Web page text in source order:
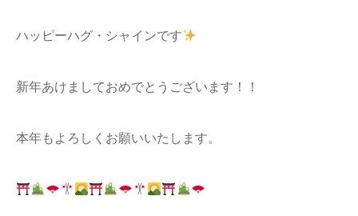
ハッピーハグ・シャインです
新年あけましておめでとうございます！！
本年もよろしくお願いいたします。